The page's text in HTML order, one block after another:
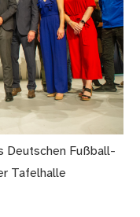
Deutschen Fußball-
Tafelhalle